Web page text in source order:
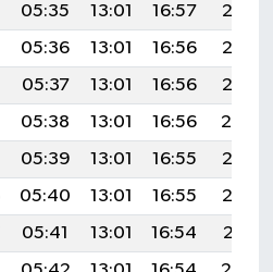
05:35 13:01 16:57
20:17
05:36 13:01 16:56
20:16
05:37 13:01 16:56
20:15
05:38 13:01 16:56
20:14
05:39 13:01 16:55
20:13
05:40 13:01 16:55
20:12
05:41 13:01 16:54
20:11